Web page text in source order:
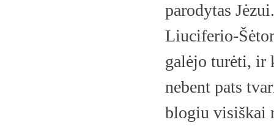
parodytas
Liuciferio-
galėjo turėti, ir
nebent pats
blogiu visiškai